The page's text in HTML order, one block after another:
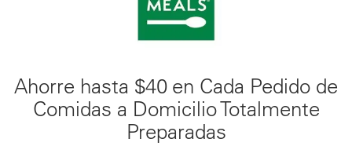
Ahorre hasta $40 en Cada Pedido de
Comidas a Domicilio Totalmente
Preparadas